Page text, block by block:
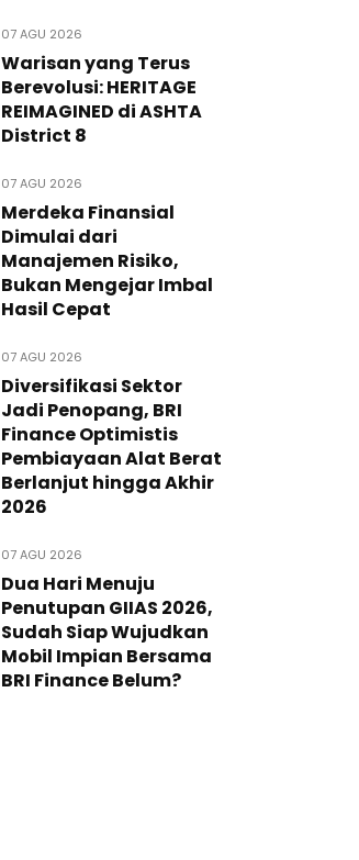
07 AGU 2026
Warisan yang Terus
Berevolusi: HERITAGE
REIMAGINED di ASHTA
District 8
07 AGU 2026
Merdeka Finansial
Dimulai dari
Manajemen Risiko,
Bukan Mengejar Imbal
Hasil Cepat
07 AGU 2026
Diversifikasi Sektor
Jadi Penopang, BRI
Finance Optimistis
Pembiayaan Alat Berat
Berlanjut hingga Akhir
2026
07 AGU 2026
Dua Hari Menuju
Penutupan GIIAS 2026,
Sudah Siap Wujudkan
Mobil Impian Bersama
BRI Finance Belum?